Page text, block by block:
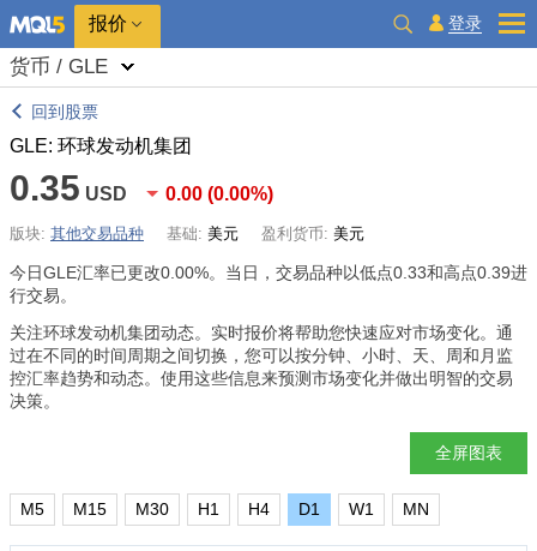
报价 登录
货币 / GLE
回到股票
GLE: 环球发动机集团
0.35 USD 0.00 (0.00%)
版块: 其他交易品种 基础: 美元 盈利货币: 美元
今日GLE汇率已更改0.00%。当日，交易品种以低点0.33和高点0.39进
行交易。
关注环球发动机集团动态。实时报价将帮助您快速应对市场变化。通
过在不同的时间周期之间切换，您可以按分钟、小时、天、周和月监
控汇率趋势和动态。使用这些信息来预测市场变化并做出明智的交易
决策。
全屏图表
M5 M15 M30 H1 H4 D1 W1 MN